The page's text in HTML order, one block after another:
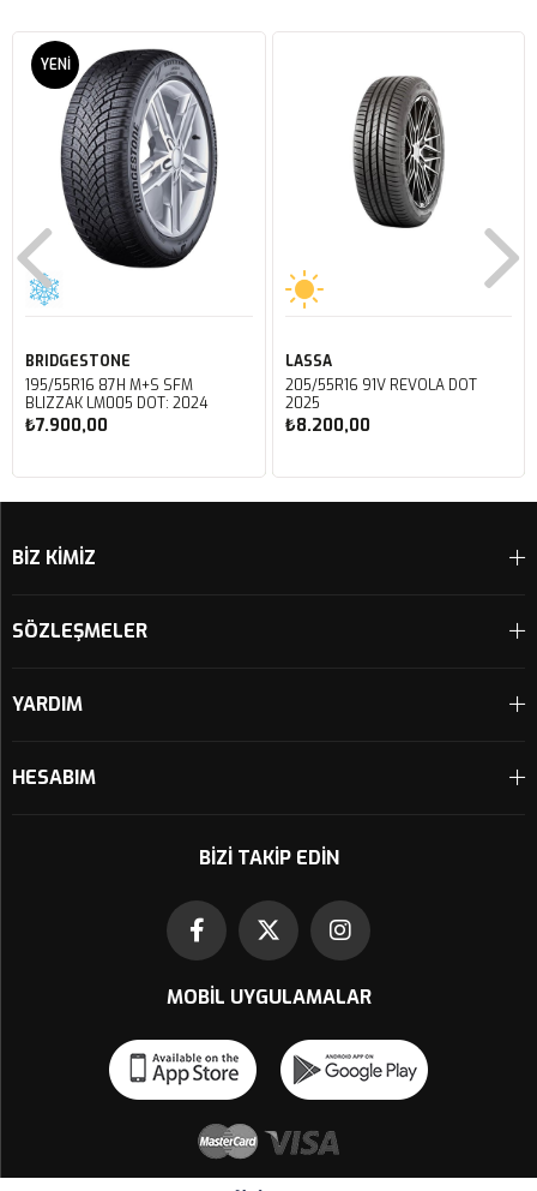
BRIDGESTONE
195/55R16 87H M+S SFM
BLIZZAK LM005 DOT: 2024
₺7.900,00
YENI
ÜRÜN
LASSA
205/55R16 91V REVOLA DOT
2025
₺8.200,00
BİZ KİMİZ
SÖZLEŞMELER
YARDIM
HESABIM
BIZI TAKIP EDIN
MOBIL UYGULAMALAR